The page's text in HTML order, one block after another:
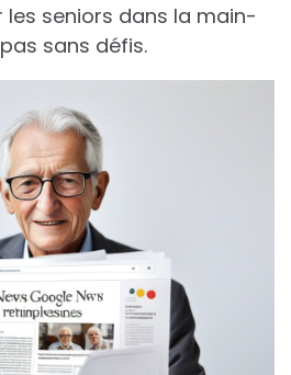
seniors dans la main-
sans défis.